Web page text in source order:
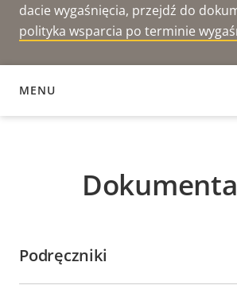
dacie wygaśnięcia, przejdź do
polityka wsparcia po terminie
MENU
DOKUMENTACJA
Podręczniki